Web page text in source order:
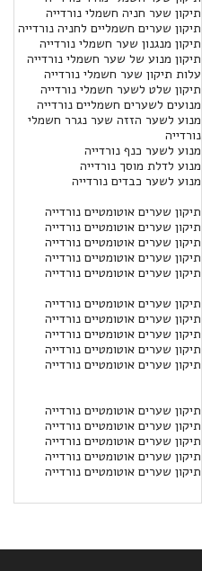
תיקון שער חניה חשמלי נורדייה
תיקון שערים חשמליים לחניה נורדייה
תיקון מנגנון שער חשמלי נורדייה
תיקון מנוע של שער חשמלי נורדייה
עלות תיקון שער חשמלי נורדייה
תיקון שלט לשער חשמלי נורדייה
מנועים לשערים חשמליים נורדייה
מנוע לשער הזזה שער נגרר חשמלי
נורדייה
מנוע לשער כנף נורדייה
מנוע לדלת מוסך נורדייה
מנוע לשער כבדים נורדייה
תיקון שערים אוטומטיים נורדייה
תיקון שערים אוטומטיים נורדייה
תיקון שערים אוטומטיים נורדייה
תיקון שערים אוטומטיים נורדייה
תיקון שערים אוטומטיים נורדייה
תיקון שערים אוטומטיים נורדייה
תיקון שערים אוטומטיים נורדייה
תיקון שערים אוטומטיים נורדייה
תיקון שערים אוטומטיים נורדייה
תיקון שערים אוטומטיים נורדייה
תיקון שערים אוטומטיים נורדייה
תיקון שערים אוטומטיים נורדייה
תיקון שערים אוטומטיים נורדייה
תיקון שערים אוטומטיים נורדייה
תיקון שערים אוטומטיים נורדייה